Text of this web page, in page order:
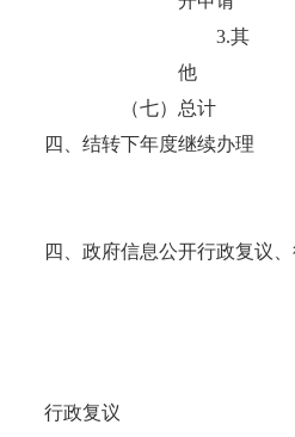
3.其
他
（七）总计
四、结转下年度继续办理
四、政府信息公开行政复议
行政复议